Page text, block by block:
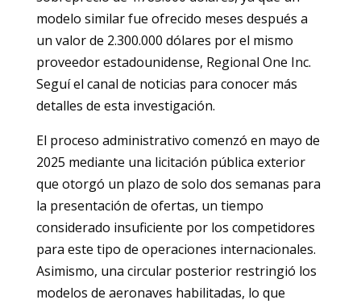
modelo similar fue ofrecido meses después a
un valor de 2.300.000 dólares por el mismo
proveedor estadounidense, Regional One Inc.
Seguí el canal de noticias para conocer más
detalles de esta investigación.
El proceso administrativo comenzó en mayo de
2025 mediante una licitación pública exterior
que otorgó un plazo de solo dos semanas para
la presentación de ofertas, un tiempo
considerado insuficiente por los competidores
para este tipo de operaciones internacionales.
Asimismo, una circular posterior restringió los
modelos de aeronaves habilitadas, lo que